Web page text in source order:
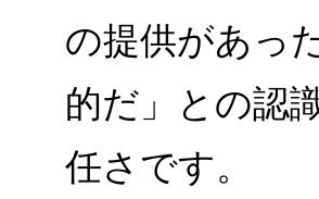
の提供があっ
的だ」との認
任さです。